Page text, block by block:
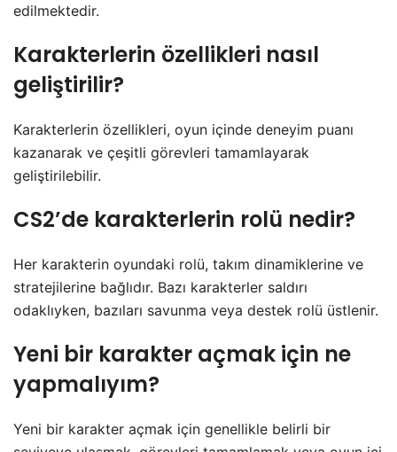
edilmektedir.
Karakterlerin özellikleri nasıl
geliştirilir?
Karakterlerin özellikleri, oyun içinde deneyim puanı
kazanarak ve çeşitli görevleri tamamlayarak
geliştirilebilir.
CS2’de karakterlerin rolü nedir?
Her karakterin oyundaki rolü, takım dinamiklerine ve
stratejilerine bağlıdır. Bazı karakterler saldırı
odaklıyken, bazıları savunma veya destek rolü üstlenir.
Yeni bir karakter açmak için ne
yapmalıyım?
Yeni bir karakter açmak için genellikle belirli bir